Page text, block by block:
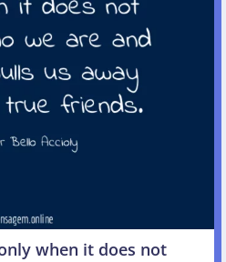
when it does not